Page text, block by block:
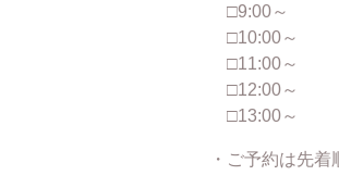
□9:00～
□10:00～
□11:00～
□12:00～
□13:00～
・ご予約は先